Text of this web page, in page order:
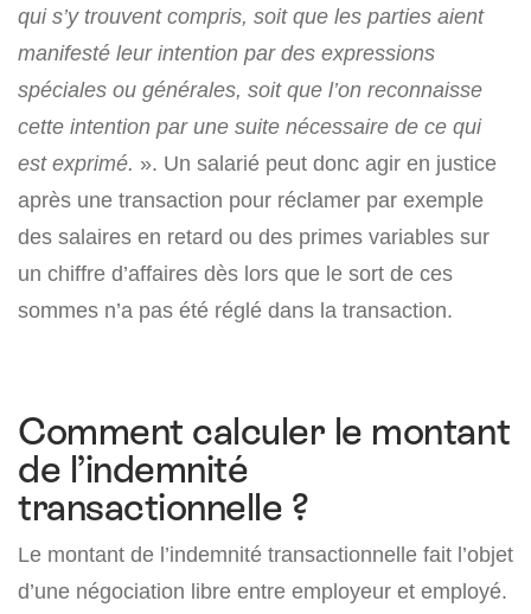
qui s’y trouvent compris, soit que les parties aient
manifesté leur intention par des expressions
spéciales ou générales, soit que l’on reconnaisse
cette intention par une suite nécessaire de ce qui
est exprimé. ». Un salarié peut donc agir en justice
après une transaction pour réclamer par exemple
des salaires en retard ou des primes variables sur
un chiffre d’affaires dès lors que le sort de ces
sommes n’a pas été réglé dans la transaction.
Comment calculer le montant
de l’indemnité
transactionnelle ?
Le montant de l’indemnité transactionnelle fait l’objet
d’une négociation libre entre employeur et employé.